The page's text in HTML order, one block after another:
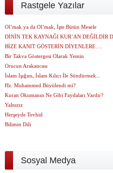
Rastgele Yazılar
Ol’mak ya da Ol’mak, İşte Bütün Mesele
DİNİN TEK KAYNAĞI KUR’AN DEĞİLDİR
BİZE KANIT GÖSTERİN DİYENLERE….
Bir Takva Göstergesi Olarak Yemin
Orucun Arakancası
İslam Işığını, İslam Kılıcı İle Söndürmek...
Hz. Muhammed Büyülendi mi?
Kuran Okumanın Ne Gibi Faydaları Vardır?
Yalnızız
Herşeyde Tevhid
Bilimin Dili
Sosyal Medya